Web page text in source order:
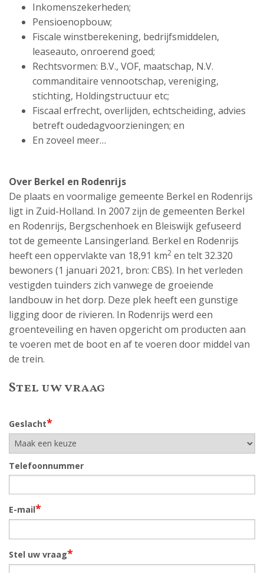
Inkomenszekerheden;
Pensioenopbouw;
Fiscale winstberekening, bedrijfsmiddelen,
leaseauto, onroerend goed;
Rechtsvormen: B.V., VOF, maatschap, N.V.
commanditaire vennootschap, vereniging,
stichting, Holdingstructuur etc;
Fiscaal erfrecht, overlijden, echtscheiding, advies
betreft oudedagvoorzieningen; en
En zoveel meer…
Over Berkel en Rodenrijs
De plaats en voormalige gemeente Berkel en Rodenrijs
ligt in Zuid-Holland. In 2007 zijn de gemeenten Berkel
en Rodenrijs, Bergschenhoek en Bleiswijk gefuseerd
tot de gemeente Lansingerland. Berkel en Rodenrijs
heeft een oppervlakte van 18,91 km2 en telt 32.320
bewoners (1 januari 2021, bron: CBS). In het verleden
vestigden tuinders zich vanwege de groeiende
landbouw in het dorp. Deze plek heeft een gunstige
ligging door de rivieren. In Rodenrijs werd een
groenteveiling en haven opgericht om producten aan
te voeren met de boot en af te voeren door middel van
de trein.
Stel uw vraag
Geslacht*
Telefoonnummer
E-mail*
Stel uw vraag*